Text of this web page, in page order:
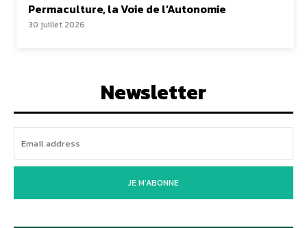
Permaculture, la Voie de l’Autonomie
30 juillet 2026
Newsletter
JE M'ABONNE